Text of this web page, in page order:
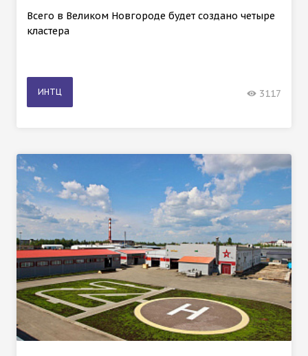
Всего в Великом Новгороде будет создано четыре
кластера
ИНТЦ 3117